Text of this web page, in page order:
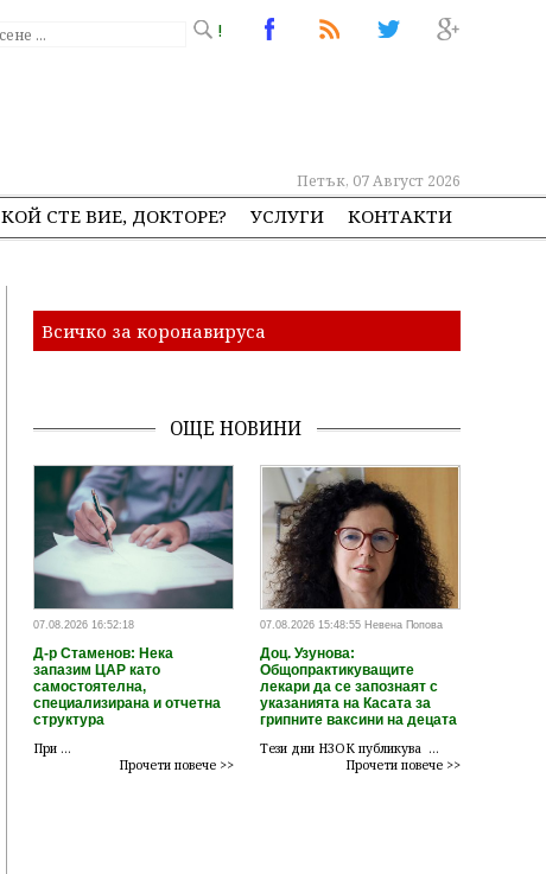
!
Петък, 07 Август 2026
КОЙ СТЕ ВИЕ, ДОКТОРЕ? УСЛУГИ КОНТАКТИ
Всичко за коронавируса
ОЩЕ НОВИНИ
07.08.2026 16:52:18
Д-р Стаменов: Нека
запазим ЦАР като
самостоятелна,
специализирана и отчетна
структура
При ...
Прочети повече >>
07.08.2026 15:48:55 Невена Попова
Доц. Узунова:
Общопрактикуващите
лекари да се запознаят с
указанията на Касата за
грипните ваксини на децата
Тези дни НЗОК публикува ...
Прочети повече >>